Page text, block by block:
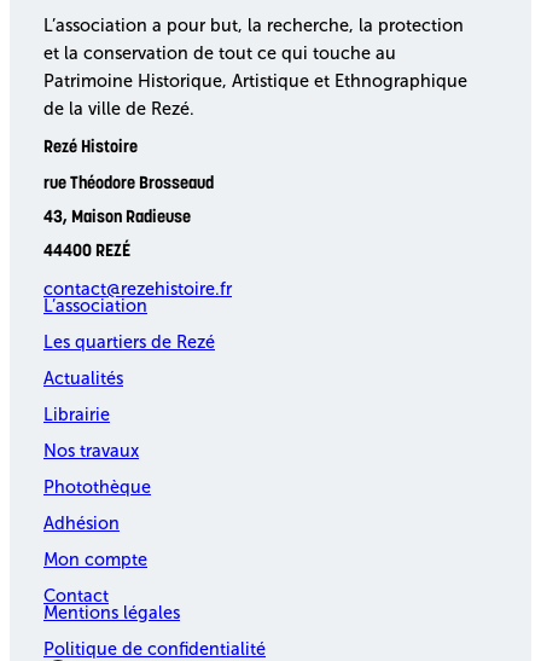
L’association a pour but, la recherche, la protection
et la conservation de tout ce qui touche au
Patrimoine Historique, Artistique et Ethnographique
de la ville de Rezé.
Rezé Histoire
rue Théodore Brosseaud
43, Maison Radieuse
44400 REZÉ
contact@rezehistoire.fr
L’association
Les quartiers de Rezé
Actualités
Librairie
Nos travaux
Photothèque
Adhésion
Mon compte
Contact
Mentions légales
Politique de confidentialité